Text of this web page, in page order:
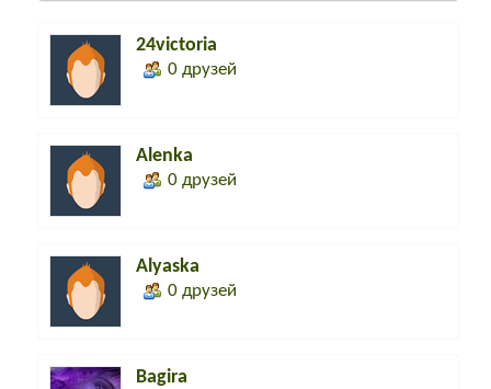
24victoria
0 друзей
Alenka
0 друзей
Alyaska
0 друзей
Bagira